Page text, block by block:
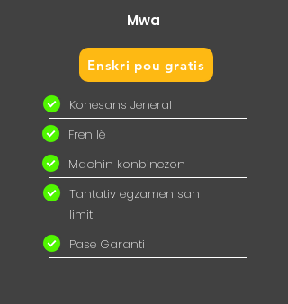
Mwa
Enskri pou gratis
Konesans Jeneral
Fren lè
Machin konbinezon
Tantativ egzamen san
limit
Pase Garanti